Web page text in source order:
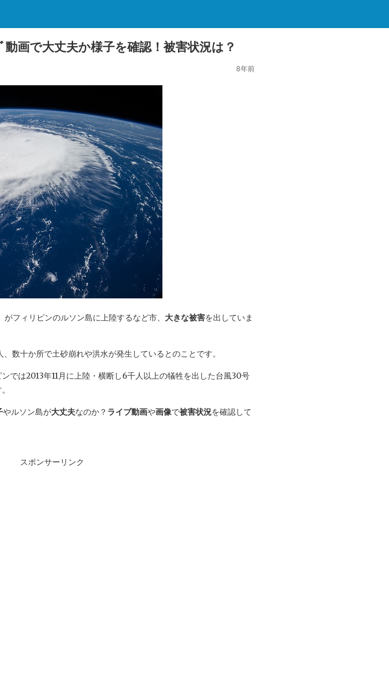
画で大丈夫か様子を確認！被害状況は？
8年前
がフィリピンのルソン島に上陸するなど市、 大きな被害を出していま
数十か所で土砂崩れや洪水が発生しているとのことです。
では2013年11月に上陸・横断し6千人以上の犠牲を出した台風30号
やルソン島が大丈夫なのか？ ライブ動画や画像で被害状況を確認して
スポンサーリンク